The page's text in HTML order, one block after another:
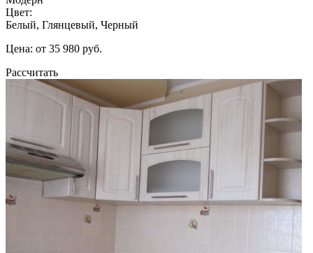
Цвет:
Белый, Глянцевый, Черный
Цена: от 35 980 руб.
Рассчитать